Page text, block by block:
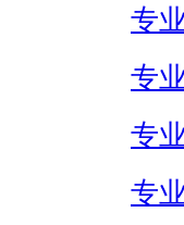
专
专
专
专